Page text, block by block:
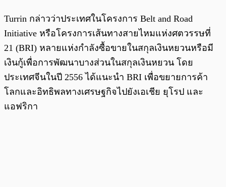
Turrin กล่าวว่าประเทศในโครงการ Belt and Road
Initiative หรือโครงการเส้นทางสายไหมแห่งศตวรรษที่
21 (BRI) หลายแห่งกำลังซื้อขายในสกุลเงินหยวนหรือมี
เงินกู้เพื่อการพัฒนาบางส่วนในสกุลเงินหยวน โดย
ประเทศจีนในปี 2556 ได้แนะนำ BRI เพื่อขยายการค้า
โลกและอิทธิพลทางเศรษฐกิจไปยังเอเชีย ยุโรป และ
แอฟริกา